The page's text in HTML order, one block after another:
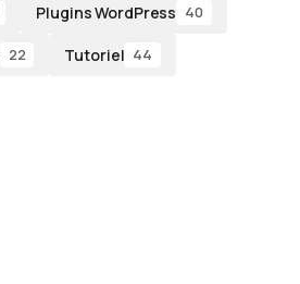
Plugins WordPress 40
22 Tutoriel 44